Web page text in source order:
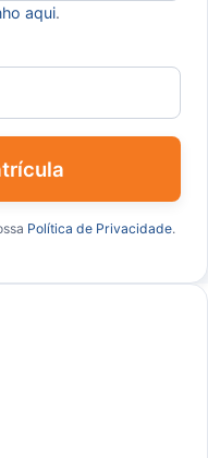
aqui.
Política de Privacidade.